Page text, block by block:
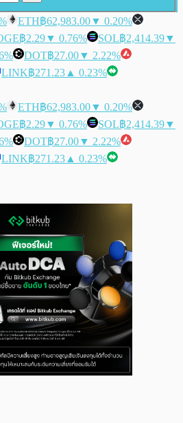
ETH฿62,983.00▼ 0.20%
฿2.29▼ 0.76% SOL฿2,414.39▼
DOT฿27.00▼ 2.22%
LINK฿271.23 ▲ 0.23%
ETH฿62,983.00▼ 0.20%
฿2.29▼ 0.76% SOL฿2,414.39▼
DOT฿27.00▼ 2.22%
LINK฿271.23 ▲ 0.23%